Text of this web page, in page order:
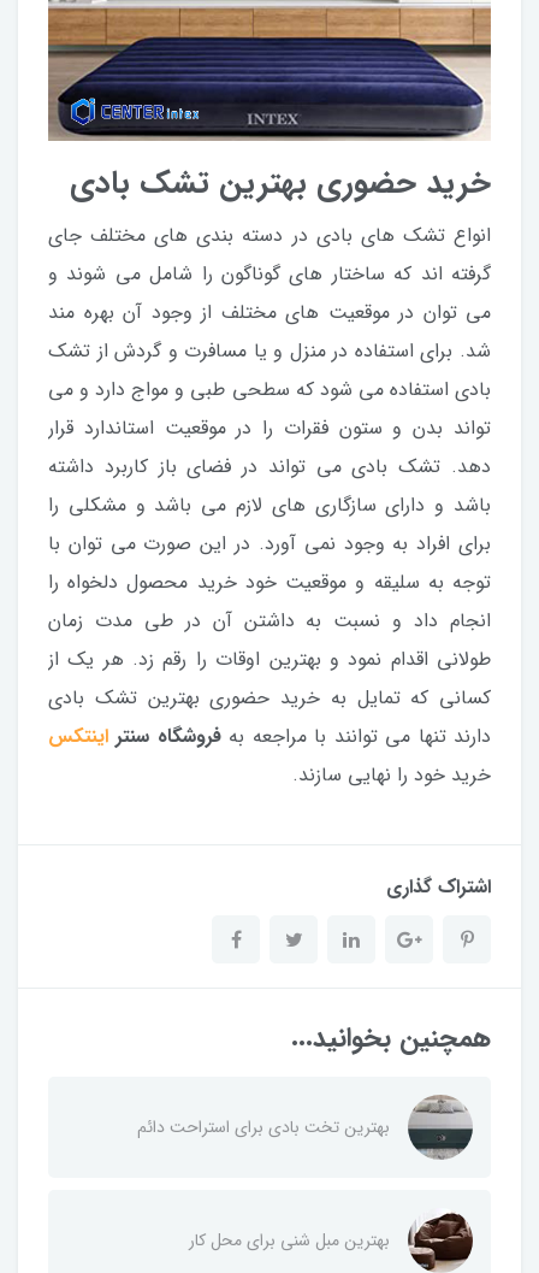
خرید حضوری بهترین تشک بادی
انواع تشک های بادی در دسته بندی های مختلف جای
گرفته اند که ساختار های گوناگون را شامل می شوند و
می توان در موقعیت های مختلف از وجود آن بهره مند
شد. برای استفاده در منزل و یا مسافرت و گردش از تشک
بادی استفاده می شود که سطحی طبی و مواج دارد و می
تواند بدن و ستون فقرات را در موقعیت استاندارد قرار
دهد. تشک بادی می تواند در فضای باز کاربرد داشته
باشد و دارای سازگاری های لازم می باشد و مشکلی را
برای افراد به وجود نمی آورد. در این صورت می توان با
توجه به سلیقه و موقعیت خود خرید محصول دلخواه را
انجام داد و نسبت به داشتن آن در طی مدت زمان
طولانی اقدام نمود و بهترین اوقات را رقم زد. هر یک از
کسانی که تمایل به خرید حضوری بهترین تشک بادی
دارند تنها می توانند با مراجعه بهفروشگاه سنتر اینتکس
خرید خود را نهایی سازند.
اشتراک گذاری
همچنین بخوانید...
بهترین تخت بادی برای استراحت دائم
بهترین مبل شنی برای محل کار